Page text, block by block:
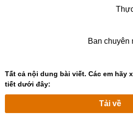
Ban chuyên
Tất cả nội dung bài viết. Các em hãy
tiết dưới đây:
Tải về